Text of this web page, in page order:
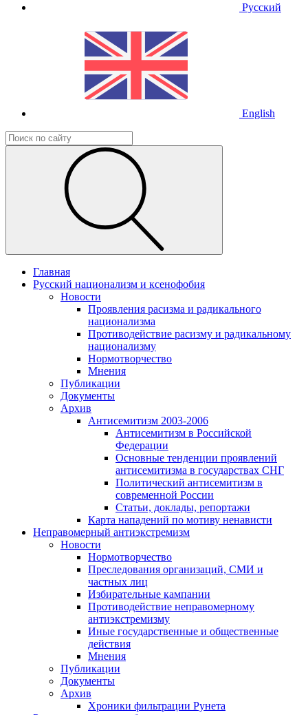
Русский
English
Главная
Русский национализм и ксенофобия
Новости
Проявления расизма и радикального
национализма
Противодействие расизму и радикальному
национализму
Нормотворчество
Мнения
Публикации
Документы
Архив
Антисемитизм 2003-2006
Антисемитизм в Российской
Федерации
Основные тенденции проявлений
антисемитизма в государствах СНГ
Политический антисемитизм в
современной России
Статьи, доклады, репортажи
Карта нападений по мотиву ненависти
Неправомерный антиэкстремизм
Новости
Нормотворчество
Преследования организаций, СМИ и
частных лиц
Избирательные кампании
Противодействие неправомерному
антиэкстремизму
Иные государственные и общественные
действия
Мнения
Публикации
Документы
Архив
Хроники фильтрации Рунета